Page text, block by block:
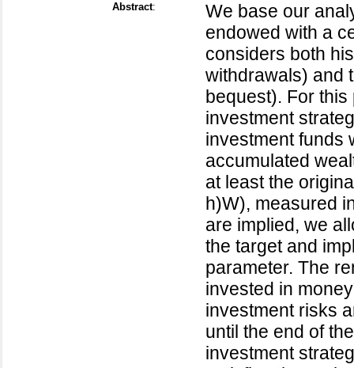
Abstract:
We base our
endowed with a
considers both
withdrawals) and
bequest). For
investment
investment funds
accumulated
at least the
h)W), measured
are implied, we
the target and
parameter. The
invested in
investment risks
until the end of
investment